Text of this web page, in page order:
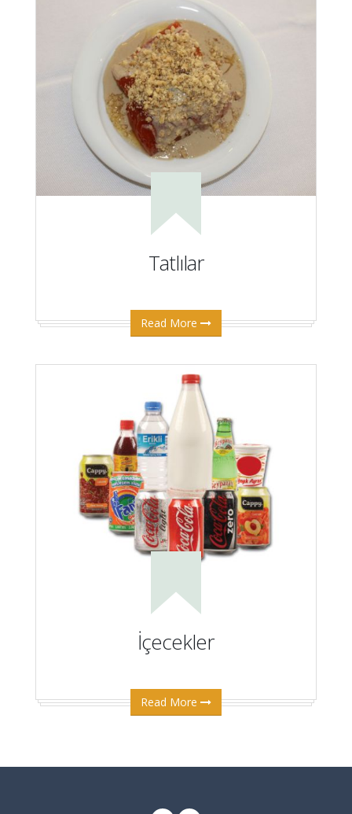
Tatlılar
Read More
İçecekler
Read More